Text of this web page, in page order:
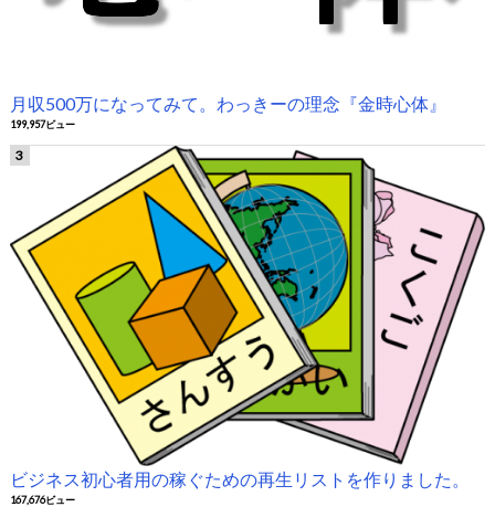
月収500万になってみて。わっきーの理念『金時心体』
199,957ビュー
ビジネス初心者用の稼ぐための再生リストを作りました。
167,676ビュー